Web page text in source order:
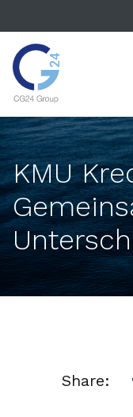
KMU
Share: